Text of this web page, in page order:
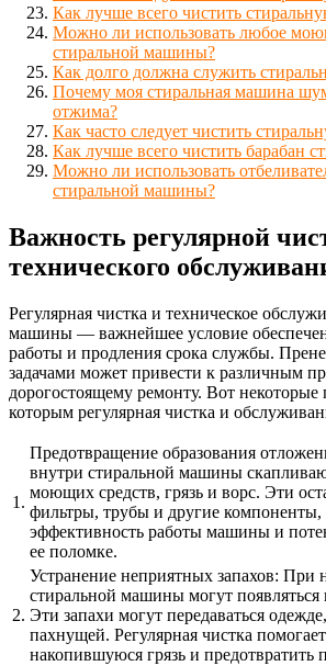
Как лучше всего чистить
Можно ли использовать любое
стиральной машины?
Как долго должна служить
Почему моя стиральная машина
отжима?
Как часто следует чистить
Как лучше всего чистить барабан
Можно ли использовать
стиральной машины?
Важность регулярной
технического
Регулярная чистка и техническое
машины — важнейшее условие
работы и продления срока службы.
задачами может привести к различным
дорогостоящему ремонту. Вот
которым регулярная чистка и
1.
Предотвращение образования
внутри стиральной машины
моющих средств, грязь и ворс. Эти
фильтры, трубы и другие компоненты,
эффективность работы машины и
ее поломке.
2.
Устранение неприятных запахов: При
стиральной машины могут появляться
Эти запахи могут передаваться
пахнущей. Регулярная чистка
накопившуюся грязь и предотвратить